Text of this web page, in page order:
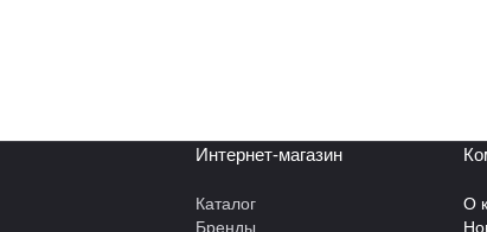
Интернет-магазин
Каталог
Бренды
О